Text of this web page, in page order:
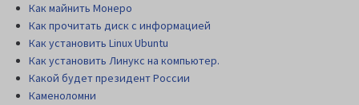
Как майнить Монеро
Как прочитать диск c информацией
Как установить Linux Ubuntu
Как установить Линукс на компьютер.
Какой будет президент России
Каменоломни